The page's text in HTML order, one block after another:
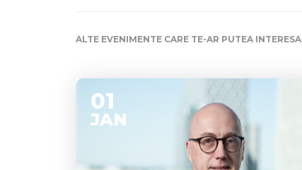
ALTE EVENIMENTE CARE TE-AR PUTEA INTERESA
01
JAN